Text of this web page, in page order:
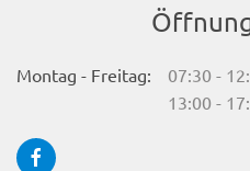
Montag - Freitag:
07:30 -
13:00 -